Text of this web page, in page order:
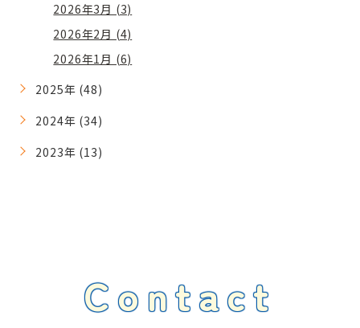
2026年3月 (3)
2026年2月 (4)
2026年1月 (6)
2025年 (48)
2024年 (34)
2023年 (13)
Contact